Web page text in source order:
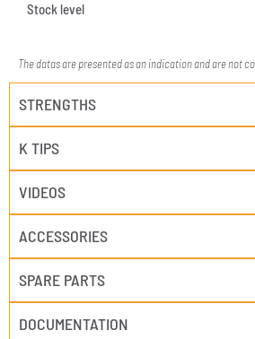
Stock level
The datas are presented as an indication and are not
STRENGTHS
K TIPS
VIDEOS
ACCESSORIES
SPARE PARTS
DOCUMENTATION